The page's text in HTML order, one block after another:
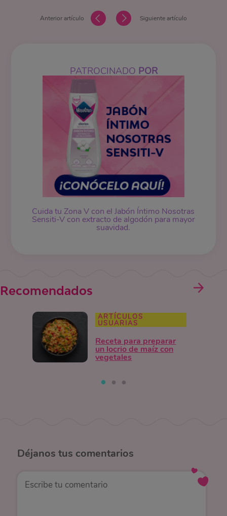
Anterior artículo Siguiente artículo
PATROCINADO POR
Cuida tu Zona V con el Jabón Íntimo Nosotras
Sensiti-V con extracto de algodón para mayor
suavidad.
Recomendados
ARTÍCULOS
USUARIAS
Receta para preparar
un locrio de maíz con
vegetales
Déjanos tus comentarios